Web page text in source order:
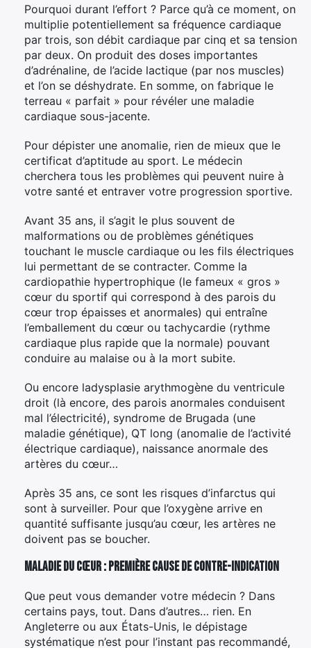
Pourquoi durant l’effort ? Parce qu’à ce moment, on
multiplie potentiellement sa fréquence cardiaque
par trois, son débit cardiaque par cinq et sa tension
par deux. On produit des doses importantes
d’adrénaline, de l’acide lactique (par nos muscles)
et l’on se déshydrate. En somme, on fabrique le
terreau « parfait » pour révéler une maladie
cardiaque sous-jacente.
Pour dépister une anomalie, rien de mieux que le
certificat d’aptitude au sport. Le médecin
cherchera tous les problèmes qui peuvent nuire à
votre santé et entraver votre progression sportive.
Avant 35 ans, il s’agit le plus souvent de
malformations ou de problèmes génétiques
touchant le muscle cardiaque ou les fils électriques
lui permettant de se contracter. Comme la
cardiopathie hypertrophique (le fameux « gros »
cœur du sportif qui correspond à des parois du
cœur trop épaisses et anormales) qui entraîne
l’emballement du cœur ou tachycardie (rythme
cardiaque plus rapide que la normale) pouvant
conduire au malaise ou à la mort subite.
Ou encore ladysplasie arythmogène du ventricule
droit (là encore, des parois anormales conduisent
mal l’électricité), syndrome de Brugada (une
maladie génétique), QT long (anomalie de l’activité
électrique cardiaque), naissance anormale des
artères du cœur…
Après 35 ans, ce sont les risques d’infarctus qui
sont à surveiller. Pour que l’oxygène arrive en
quantité suffisante jusqu’au cœur, les artères ne
doivent pas se boucher.
Maladie du cœur : première cause de contre-indication
Que peut vous demander votre médecin ? Dans
certains pays, tout. Dans d’autres… rien. En
Angleterre ou aux États-Unis, le dépistage
systématique n’est pour l’instant pas recommandé,